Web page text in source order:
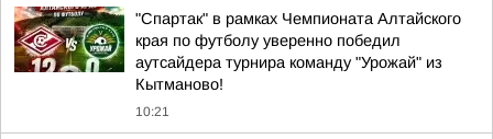
"Спартак" в рамках Чемпионата Алтайского
края по футболу уверенно победил
аутсайдера турнира команду "Урожай" из
Кытманово!
10:21